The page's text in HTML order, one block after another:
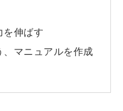
伸ばす
マニュアルを作成